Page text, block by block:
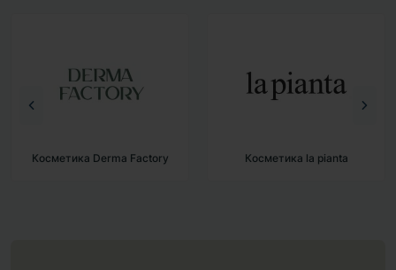
Косметика Derma Factory Косметика la pianta